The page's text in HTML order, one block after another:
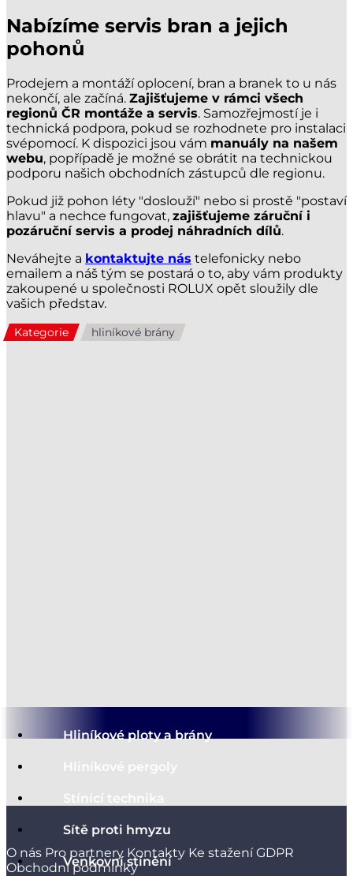
Hliníkové ploty a brány
Hliníkové pergoly
Stínící technika
Sítě proti hmyzu
Venkovní stínění
Nabízíme servis bran a jejich
pohonů
Prodejem a montáží oplocení, bran a branek to u nás
nekončí, ale začíná. Zajišťujeme v rámci všech
regionů ČR montáže a servis. Samozřejmostí je i
technická podpora, pokud se rozhodnete pro instalaci
svépomocí. K dispozici jsou vám manuály na našem
webu, popřípadě je možné se obrátit na technickou
podporu našich obchodních zástupců dle regionu.
Pokud již pohon léty "doslouží" nebo si prostě "postaví
hlavu" a nechce fungovat, zajišťujeme záruční i
pozáruční servis a prodej náhradních dílů.
Neváhejte a kontaktujte nás telefonicky nebo
emailem a náš tým se postará o to, aby vám produkty
zakoupené u společnosti ROLUX opět sloužily dle
vašich představ.
Kategorie hliníkové brány
O nás Pro partnery Kontakty Ke stažení GDPR
Obchodní podmínky